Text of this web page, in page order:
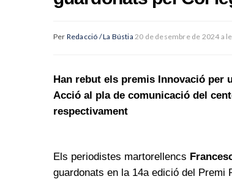
Per Redacció / La Bústia 20 de desembre de 2024 a
Han rebut els premis Innovació per
Acció al pla de comunicació del
respectivament
Els periodistes martorellencs
guardonats en la 14a edició del Premi